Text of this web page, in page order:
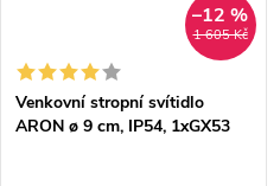
1 605 Kč
–12 %
Venkovní stropní svítidlo
ARON ø 9 cm, IP54, 1xGX53